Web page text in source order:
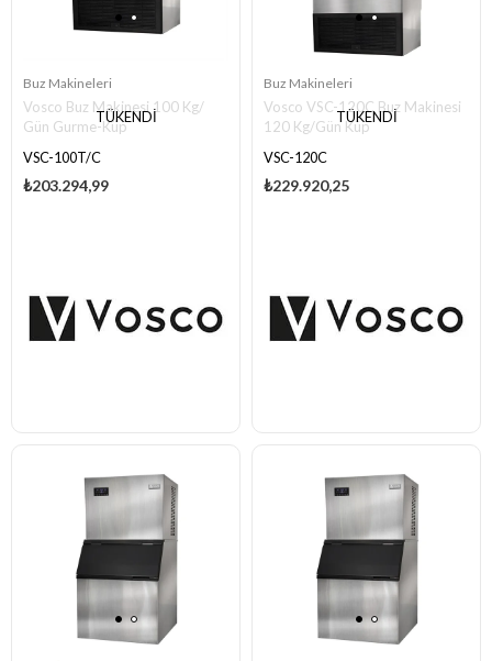
TÜKENDI
Buz Makineleri
Vosco Buz Makinesi 100 Kg/
Gün Gurme-Küp
VSC-100T/C
₺203.294,99
TÜKENDI
Buz Makineleri
Vosco VSC-120C Buz Makinesi
120 Kg/Gün Küp
VSC-120C
₺229.920,25